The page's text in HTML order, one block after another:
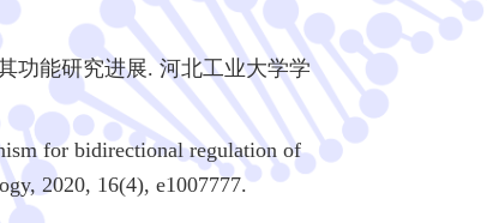
功能研究进展. 河北工业大学学
for bidirectional regulation of
2020, 16(4), e1007777.